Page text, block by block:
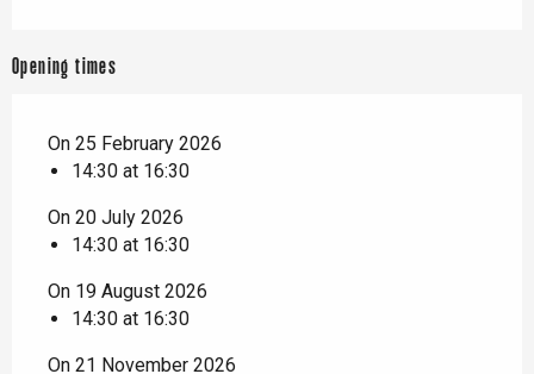
Opening times
On 25 February 2026
14:30 at 16:30
On 20 July 2026
14:30 at 16:30
On 19 August 2026
14:30 at 16:30
On 21 November 2026